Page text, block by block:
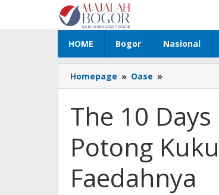
konten
HOME Bogor Nasional
Homepage » Oase »
10
Challenge:
Pantangan
Potong
Kuku
Rambut,
Apa
The 10
Potong
Faedahnya